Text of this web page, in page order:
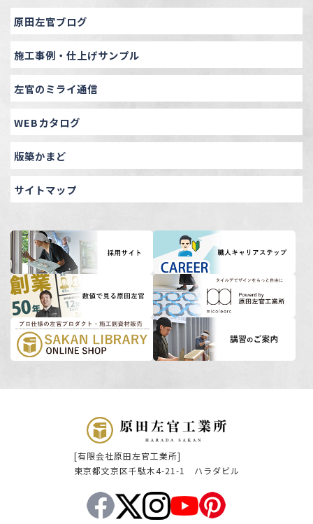
原田左官ブログ
施工事例・仕上げサンプル
左官のミライ通信
WEBカタログ
版築かまど
サイトマップ
[有限会社原田左官工業所]
東京都文京区千駄木4-21-1 ハラダビル